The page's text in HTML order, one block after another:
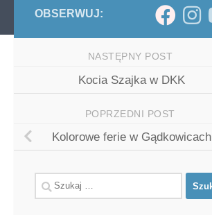
OBSERWUJ:
NASTĘPNY POST
Kocia Szajka w DKK
POPRZEDNI POST
Kolorowe ferie w Gądkowicach
Szukaj: